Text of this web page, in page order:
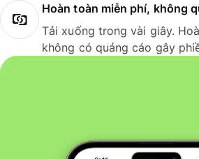
Hoàn toàn miễn phí, không
Tải xuống trong vài giây.
không có quảng cáo gây